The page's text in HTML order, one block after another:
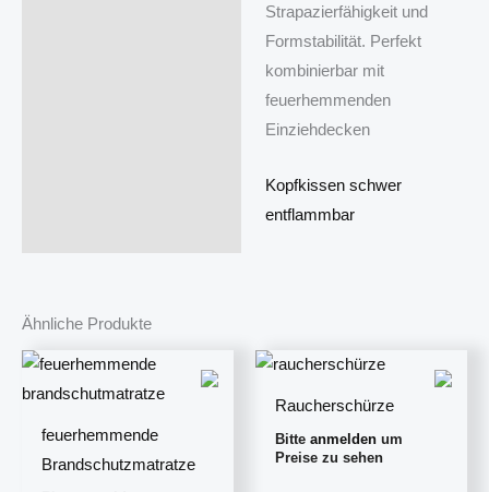
Strapazierfähigkeit und
Formstabilität. Perfekt
kombinierbar mit
feuerhemmenden
Einziehdecken
Kopfkissen schwer
entflammbar
Ähnliche Produkte
feuerhemmende
Brandschutzmatratze
Raucherschürze
Bitte anmeldenum
Preise zu sehen